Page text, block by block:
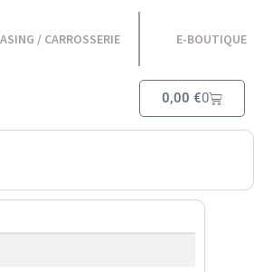
/ CARROSSERIE E-BOUTIQUE
0,00 €0